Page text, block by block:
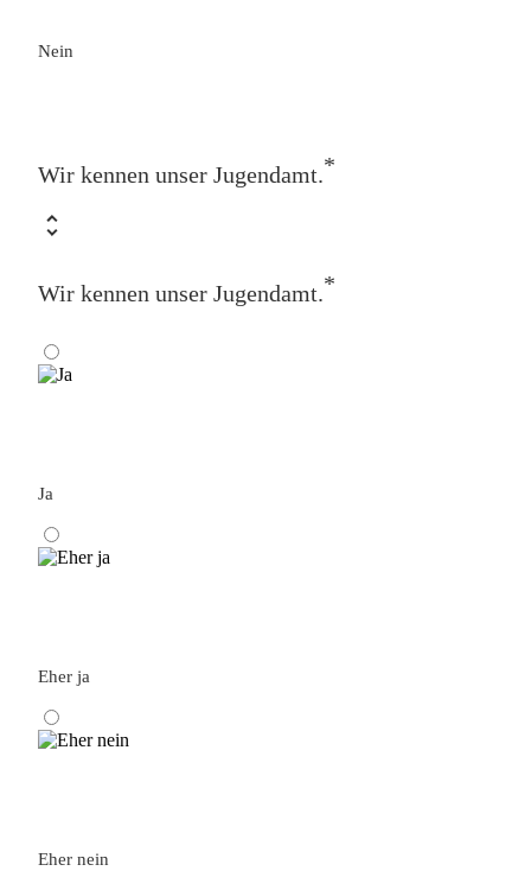
Nein
Wir kennen unser Jugendamt. *
Wir kennen unser Jugendamt.*
Ja
Eher ja
Eher nein